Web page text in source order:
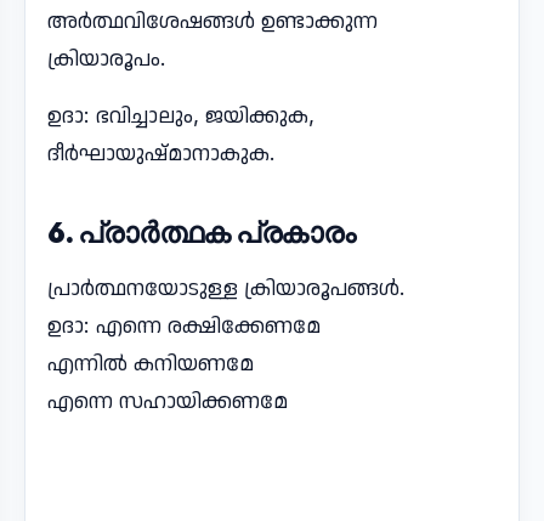
അർത്ഥവിശേഷങ്ങൾ ഉണ്ടാക്കുന്ന
ക്രിയാരൂപം.
ഉദാ: ഭവിച്ചാലും, ജയിക്കുക,
ദീർഘായുഷ്മാനാകുക.
6. പ്രാർത്ഥക പ്രകാരം
പ്രാർത്ഥനയോടുള്ള ക്രിയാരൂപങ്ങൾ.
ഉദാ: എന്നെ രക്ഷിക്കേണമേ
എന്നിൽ കനിയണമേ
എന്നെ സഹായിക്കണമേ